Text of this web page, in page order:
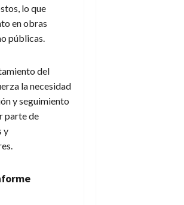
lo que
en obras
públicas.
del
la necesidad
y seguimiento
parte de
y